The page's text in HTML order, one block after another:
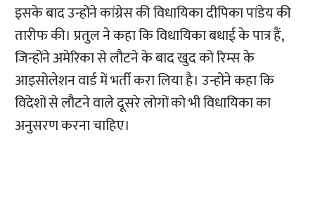
इसके बाद उन्होंने कांग्रेस की विधायिका दीपिका पांडेय की
तारीफ की। प्रतुल ने कहा कि विधायिका बधाई के पात्र हैं,
जिन्होंने अमेरिका से लौटने के बाद खुद को रिम्स के
आइसोलेशन वार्ड में भर्ती करा लिया है। उन्होंने कहा कि
विदेशों से लौटने वाले दूसरे लोगों को भी विधायिका का
अनुसरण करना चाहिए।